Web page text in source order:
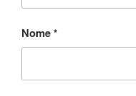
Nome*